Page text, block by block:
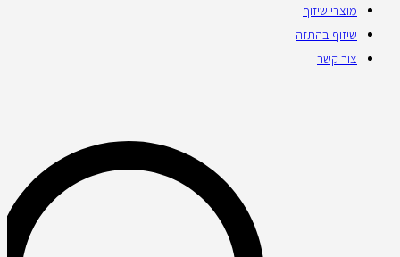
מוצרי שיזוף
שיזוף בהתזה
צור קשר